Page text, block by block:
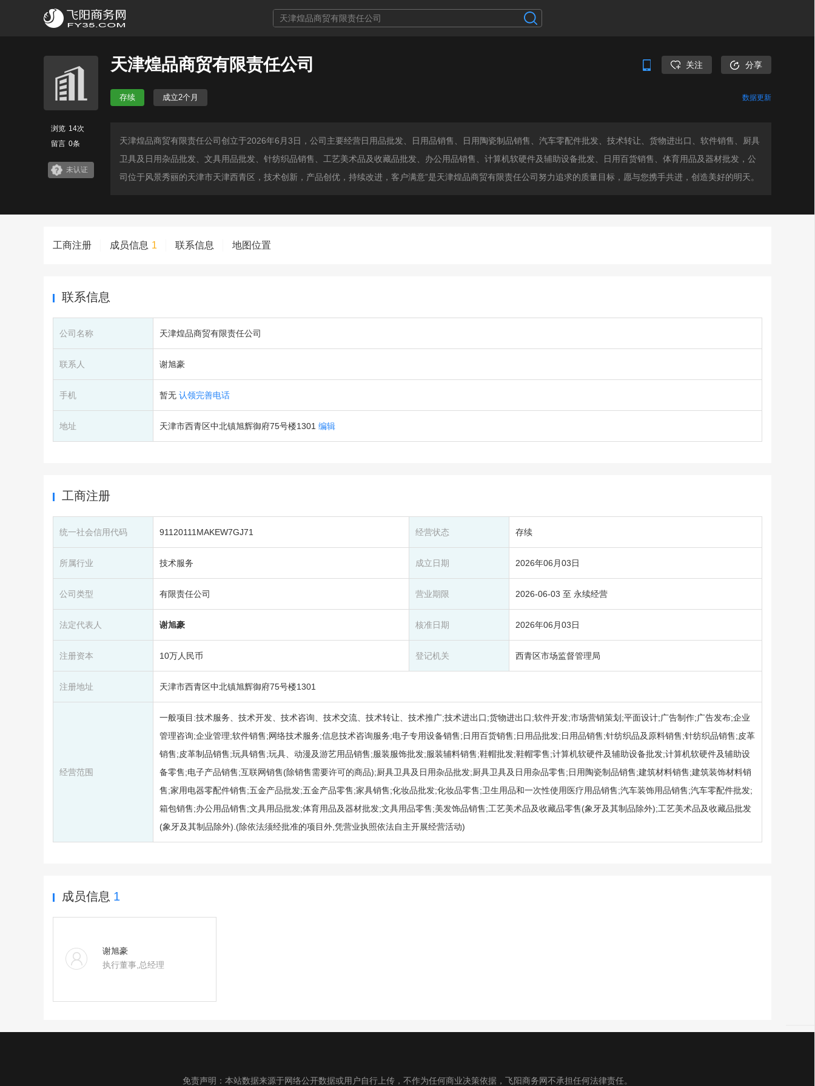
天津煌品商贸有限责任公司 关注 分享
存续 成立2个月 数据更新
浏览 14次
留言 0条
未认证
天津煌品商贸有限责任公司创立于2026年6月3日，公司主要经营日用品批发、日用品销售、日用陶瓷制品销售、汽车零配件批发、技术转让、货物进出口、软件销售、厨具
卫具及日用杂品批发、文具用品批发、针纺织品销售、工艺美术品及收藏品批发、办公用品销售、计算机软硬件及辅助设备批发、日用百货销售、体育用品及器材批发，公
司位于风景秀丽的天津市天津西青区，技术创新，产品创优，持续改进，客户满意”是天津煌品商贸有限责任公司努力追求的质量目标，愿与您携手共进，创造美好的明天。
工商注册 成员信息 1 联系信息 地图位置
联系信息
公司名称 天津煌品商贸有限责任公司
联系人 谢旭豪
手机 暂无 认领完善电话
地址 天津市西青区中北镇旭辉御府75号楼1301 编辑
工商注册
统一社会信用代码 91120111MAKEW7GJ71 经营状态 存续
所属行业 技术服务 成立日期 2026年06月03日
公司类型 有限责任公司 营业期限 2026-06-03 至 永续经营
法定代表人 谢旭豪 核准日期 2026年06月03日
注册资本 10万人民币 登记机关 西青区市场监督管理局
注册地址 天津市西青区中北镇旭辉御府75号楼1301
经营范围
一般项目:技术服务、技术开发、技术咨询、技术交流、技术转让、技术推广;技术进出口;货物进出口;软件开发;市场营销策划;平面设计;广告制作;广告发布;企业
管理咨询;企业管理;软件销售;网络技术服务;信息技术咨询服务;电子专用设备销售;日用百货销售;日用品批发;日用品销售;针纺织品及原料销售;针纺织品销售;皮革
销售;皮革制品销售;玩具销售;玩具、动漫及游艺用品销售;服装服饰批发;服装辅料销售;鞋帽批发;鞋帽零售;计算机软硬件及辅助设备批发;计算机软硬件及辅助设
备零售;电子产品销售;互联网销售(除销售需要许可的商品);厨具卫具及日用杂品批发;厨具卫具及日用杂品零售;日用陶瓷制品销售;建筑材料销售;建筑装饰材料销
售;家用电器零配件销售;五金产品批发;五金产品零售;家具销售;化妆品批发;化妆品零售;卫生用品和一次性使用医疗用品销售;汽车装饰用品销售;汽车零配件批发;
箱包销售;办公用品销售;文具用品批发;体育用品及器材批发;文具用品零售;美发饰品销售;工艺美术品及收藏品零售(象牙及其制品除外);工艺美术品及收藏品批发
(象牙及其制品除外).(除依法须经批准的项目外,凭营业执照依法自主开展经营活动)
成员信息 1
谢旭豪
执行董事,总经理
免责声明：本站数据来源于网络公开数据或用户自行上传，不作为任何商业决策依据，飞阳商务网不承担任何法律责任。